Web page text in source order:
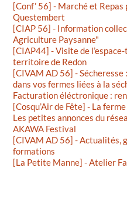
[Conf’ 56] - Marché et
Questembert
[CIAP 56] - Information
Agriculture Paysanne"
[CIAP44] - Visite de
territoire de Redon
[CIVAM AD 56] -
dans vos fermes liées à la
Facturation éléctronique :
[Cosqu’Air de Fête] - La
Les petites annonces du
AKAWA Festival
[CIVAM AD 56] - Actualités,
formations
[La Petite Manne] - Atelier